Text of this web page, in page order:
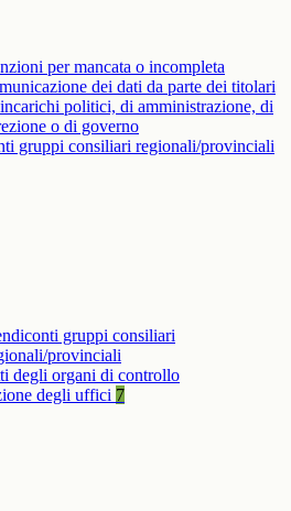
per mancata o incompleta
dei dati da parte dei titolari
politici, di amministrazione, di
o di governo
gruppi consiliari regionali/provinciali
gruppi consiliari
provinciali
degli organi di controllo
degli uffici 7